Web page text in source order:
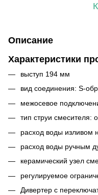
Описание
Характеристики
выступ 194 мм
вид соединения: S-
межосевое
тип струи смесителя:
расход воды изливом
расход воды ручным
керамический узел
регулируемое
Дивертер с